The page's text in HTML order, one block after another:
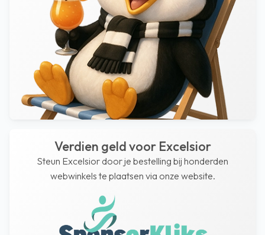
Verdien geld voor Excelsior
Steun Excelsior door je bestelling bij honderden
webwinkels te plaatsen via onze website.